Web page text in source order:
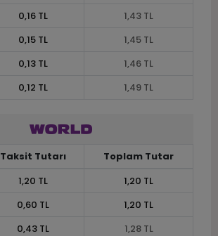
0,16 TL
1,43 TL
0,15 TL
1,45 TL
0,13 TL
1,46 TL
0,12 TL 1,49 TL
Taksit Tutarı
Toplam Tutar
1,20 TL
1,20 TL
0,60 TL
1,20 TL
0,43 TL
1,28 TL